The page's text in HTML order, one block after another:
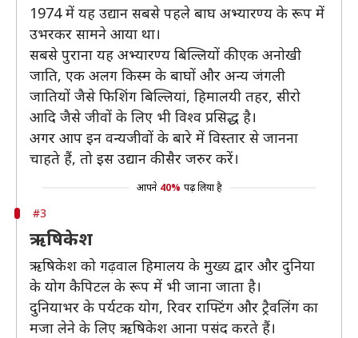
1974 में यह उद्यान सबसे पहले बाघ अभ्यारण्य के रूप में
उभरकर सामने आया था।
सबसे पुराना यह अभ्यारण्य बिल्लियों की एक अनोखी
जाति, एक अलग किस्म के बाघों और अन्य जंगली
जातियों जैसे फिशिंग बिल्लियां, हिमालयी तहर, सीरो
आदि जैसे जीवों के लिए भी विश्व प्रसिद्ध है।
अगर आप इन वन्यजीवों के बारे में विस्तार से जानना
चाहते हैं, तो इस उद्यान की सैर जरुर करें।
आपने 40% पढ़ लिया है
#3
ऋषिकेश
ऋषिकेश को गढ़वाल हिमालय के मुख्य द्वार और दुनिया
के योग कैपिटल के रूप में भी जाना जाता है।
दुनियाभर के पर्यटक योग, रिवर राफ्टिंग और ट्रैवलिंग का
मजा लेने के लिए ऋषिकेश आना पसंद करते हैं।